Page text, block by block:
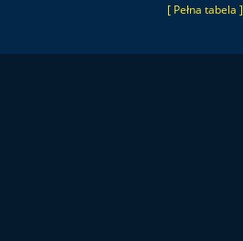
[ Pełna tabela ]